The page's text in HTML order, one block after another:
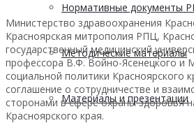
Нормативные документы
Методические материалы
Материалы и презентации
Министерство здравоохранения
Красноярская митрополия РПЦ,
государственный медицинский
профессора В.Ф. Войно-Ясенецкого и
социальной политики Красноярского
соглашение о сотрудничестве и
сторонами в сфере охраны здоровья
Красноярского края.